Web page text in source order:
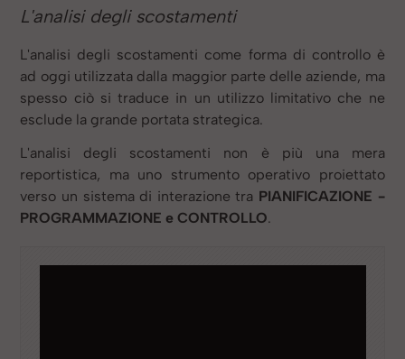
L'analisi degli scostamenti
L'analisi degli scostamenti come forma di controllo è
ad oggi utilizzata dalla maggior parte delle aziende, ma
spesso ciò si traduce in un utilizzo limitativo che ne
esclude la grande portata strategica.
L'analisi degli scostamenti non è più una mera
reportistica, ma uno strumento operativo proiettato
verso un sistema di interazione tra PIANIFICAZIONE -
PROGRAMMAZIONE e CONTROLLO.